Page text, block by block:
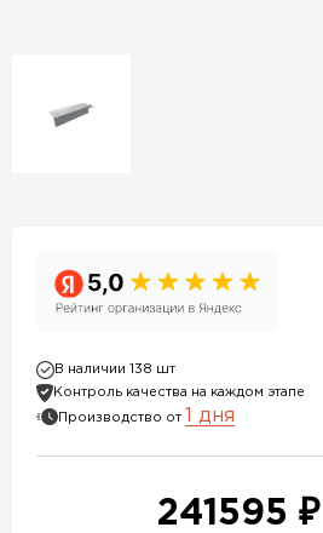
В наличии 138 шт
Контроль качества на каждом этапе
Производство от 1 дня
241595 ₽